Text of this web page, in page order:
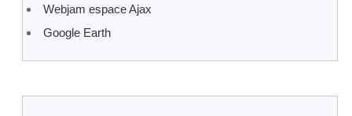
Webjam espace Ajax
Google Earth